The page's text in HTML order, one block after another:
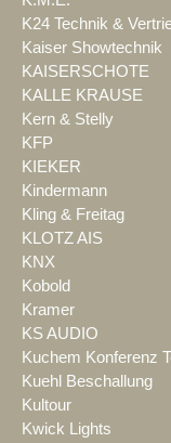
K24 Technik &
Kaiser Showtechnik
KAISERSCHOTE
KALLE KRAUSE
Kern & Stelly
KFP
KIEKER
Kindermann
Kling & Freitag
KLOTZ AIS
KNX
Kobold
Kramer
KS AUDIO
Kuchem Konferenz
Kuehl Beschallung
Kultour
Kwick Lights